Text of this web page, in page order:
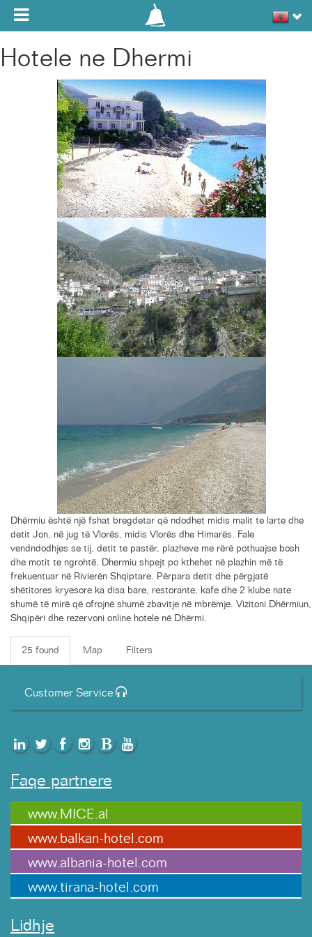
Toggle navigation
Hotele ne Dhermi
Dhërmiu është një fshat bregdetar që ndodhet midis malit te larte dhe
detit Jon, në jug të Vlorës, midis Vlorës dhe Himarës. Fale
vendndodhjes se tij, detit te pastër, plazheve me rërë pothuajse bosh
dhe motit te ngrohtë, Dhermiu shpejt po kthehet në plazhin më të
frekuentuar në Rivierën Shqiptare. Përpara detit dhe përgjatë
shëtitores kryesore ka disa bare, restorante, kafe dhe 2 klube nate
shumë të mirë që ofrojnë shumë zbavitje në mbrëmje. Vizitoni Dhërmiun,
Shqipëri dhe rezervoni online hotele në Dhërmi.
25 found Map Filters
Customer Service
Faqe partnere
www.MICE.al
www.balkan-hotel.com
www.albania-hotel.com
www.tirana-hotel.com
Lidhje